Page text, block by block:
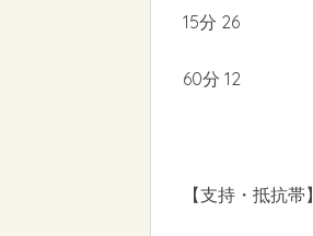
15分 26
60分 12
【支持・抵抗帯】